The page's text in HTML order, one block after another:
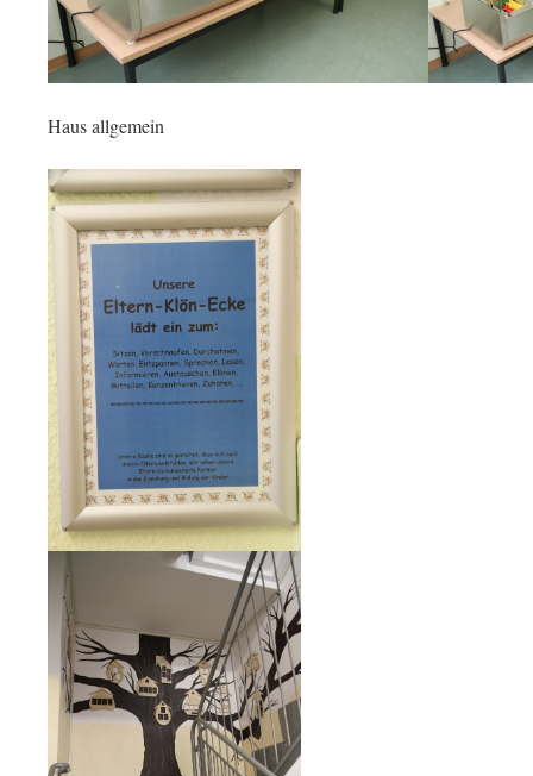
Haus allgemein